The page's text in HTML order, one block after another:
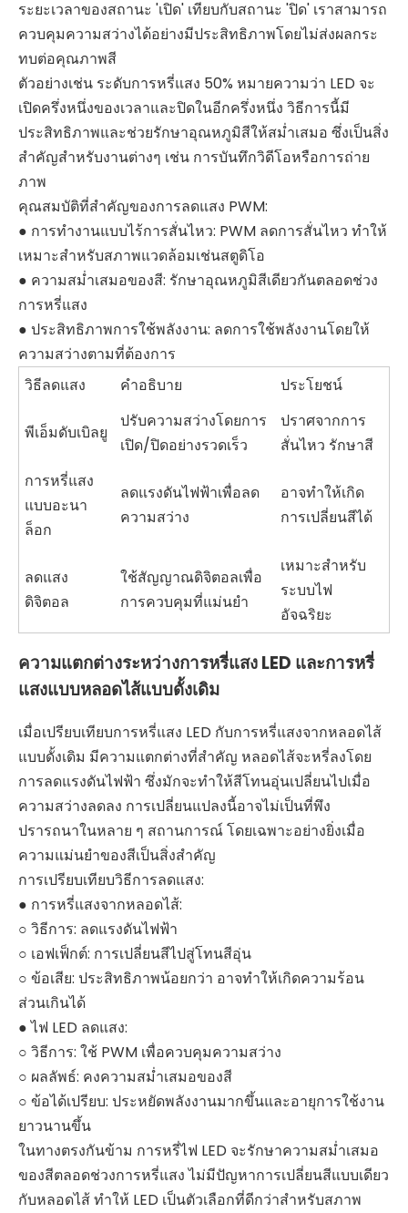
ระยะเวลาของสถานะ 'เปิด' เทียบกับสถานะ 'ปิด' เราสามารถ
ควบคุมความสว่างได้อย่างมีประสิทธิภาพโดยไม่ส่งผลกระ
ทบต่อคุณภาพสี
ตัวอย่างเช่น ระดับการหรี่แสง 50% หมายความว่า LED จะ
เปิดครึ่งหนึ่งของเวลาและปิดในอีกครึ่งหนึ่ง วิธีการนี้มี
ประสิทธิภาพและช่วยรักษาอุณหภูมิสีให้สม่ำเสมอ ซึ่งเป็นสิ่ง
สำคัญสำหรับงานต่างๆ เช่น การบันทึกวิดีโอหรือการถ่าย
ภาพ
คุณสมบัติที่สำคัญของการลดแสง PWM:
● การทำงานแบบไร้การสั่นไหว: PWM ลดการสั่นไหว ทำให้
เหมาะสำหรับสภาพแวดล้อมเช่นสตูดิโอ
● ความสม่ำเสมอของสี: รักษาอุณหภูมิสีเดียวกันตลอดช่วง
การหรี่แสง
● ประสิทธิภาพการใช้พลังงาน: ลดการใช้พลังงานโดยให้
ความสว่างตามที่ต้องการ
วิธีลดแสง
คำอธิบาย ประโยชน์
พีเอ็มดับเบิลยู
ปรับความสว่างโดยการ
เปิด/ปิดอย่างรวดเร็ว
ปราศจากการ
สั่นไหว รักษาสี
การหรี่แสง
แบบอะนา
ล็อก
ลดแรงดันไฟฟ้าเพื่อลด
ความสว่าง
อาจทำให้เกิด
การเปลี่ยนสีได้
ลดแสง
ดิจิตอล
ใช้สัญญาณดิจิตอลเพื่อ
การควบคุมที่แม่นยำ
เหมาะสำหรับ
ระบบไฟ
อัจฉริยะ
ความแตกต่างระหว่างการหรี่แสง LED และการหรี่
แสงแบบหลอดไส้แบบดั้งเดิม
เมื่อเปรียบเทียบการหรี่แสง LED กับการหรี่แสงจากหลอดไส้
แบบดั้งเดิม มีความแตกต่างที่สำคัญ หลอดไส้จะหรี่ลงโดย
การลดแรงดันไฟฟ้า ซึ่งมักจะทำให้สีโทนอุ่นเปลี่ยนไปเมื่อ
ความสว่างลดลง การเปลี่ยนแปลงนี้อาจไม่เป็นที่พึง
ปรารถนาในหลาย ๆ สถานการณ์ โดยเฉพาะอย่างยิ่งเมื่อ
ความแม่นยำของสีเป็นสิ่งสำคัญ
การเปรียบเทียบวิธีการลดแสง:
● การหรี่แสงจากหลอดไส้:
○ วิธีการ: ลดแรงดันไฟฟ้า
○ เอฟเฟ็กต์: การเปลี่ยนสีไปสู่โทนสีอุ่น
○ ข้อเสีย: ประสิทธิภาพน้อยกว่า อาจทำให้เกิดความร้อน
ส่วนเกินได้
● ไฟ LED ลดแสง:
○ วิธีการ: ใช้ PWM เพื่อควบคุมความสว่าง
○ ผลลัพธ์: คงความสม่ำเสมอของสี
○ ข้อได้เปรียบ: ประหยัดพลังงานมากขึ้นและอายุการใช้งาน
ยาวนานขึ้น
ในทางตรงกันข้าม การหรี่ไฟ LED จะรักษาความสม่ำเสมอ
ของสีตลอดช่วงการหรี่แสง ไม่มีปัญหาการเปลี่ยนสีแบบเดียว
กับหลอดไส้ ทำให้ LED เป็นตัวเลือกที่ดีกว่าสำหรับสภาพ